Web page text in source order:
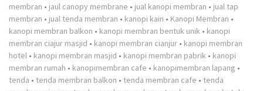
membran • jaul canopy membrane • jual kanopi membran • jual tap
membran • jual tenda membran • kanopi kain • Kanopi Membran •
kanopi membran balkon • kanopi membran bentuk unik • kanopi
membran ciajur masjid • kanopi membran cianjur • kanopi membran
hotel • kanopi membran masjid • kanopi membran pabrik • kanopi
membran rumah • kanopimembran cafe • kanopimembran lapang •
tenda • tenda membran balkon • tenda membran cafe • tenda